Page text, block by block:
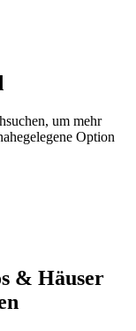
um mehr
Option
& Häuser